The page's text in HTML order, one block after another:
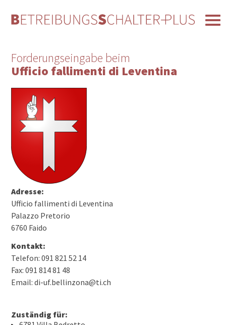
Forderungseingabe beim
Ufficio fallimenti di Leventina
Adresse:
Ufficio fallimenti di Leventina
Palazzo Pretorio
6760 Faido
Kontakt:
Telefon: 091 821 52 14
Fax: 091 814 81 48
Email: di-uf.bellinzona@ti.ch
Zuständig für: